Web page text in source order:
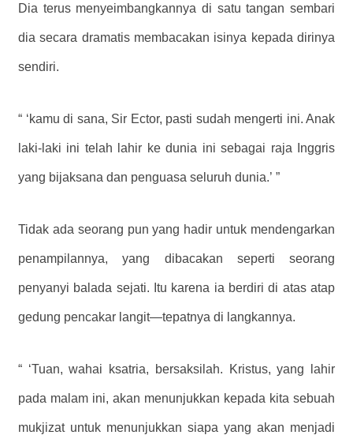
Dia terus menyeimbangkannya di satu tangan sembari
dia secara dramatis membacakan isinya kepada dirinya
sendiri.
“ ‘kamu di sana, Sir Ector, pasti sudah mengerti ini. Anak
laki-laki ini telah lahir ke dunia ini sebagai raja Inggris
yang bijaksana dan penguasa seluruh dunia.’ ”
Tidak ada seorang pun yang hadir untuk mendengarkan
penampilannya, yang dibacakan seperti seorang
penyanyi balada sejati. Itu karena ia berdiri di atas atap
gedung pencakar langit—tepatnya di langkannya.
“ ‘Tuan, wahai ksatria, bersaksilah. Kristus, yang lahir
pada malam ini, akan menunjukkan kepada kita sebuah
mukjizat untuk menunjukkan siapa yang akan menjadi